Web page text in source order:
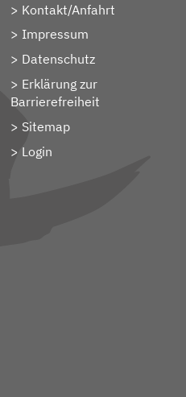
Kontakt/Anfahrt
Impressum
Datenschutz
Erklärung zur
Barrierefreiheit
Sitemap
> Login